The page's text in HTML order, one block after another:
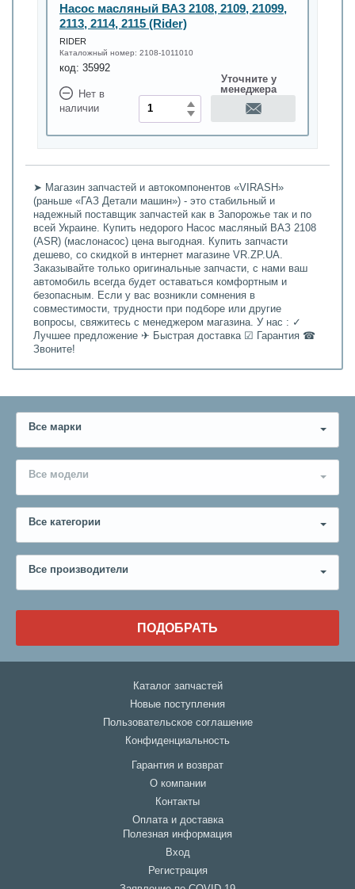
Насос масляный ВАЗ 2108, 2109, 21099,
2113, 2114, 2115 (Rider)
RIDER
Каталожный номер: 2108-1011010
код: 35992
Нет в
наличии
Уточните у
менеджера
➤ Магазин запчастей и автокомпонентов «VIRASH»
(раньше «ГАЗ Детали машин») - это стабильный и
надежный поставщик запчастей как в Запорожье так и по
всей Украине. Купить недорого Насос масляный ВАЗ 2108
(ASR) (маслонасос) цена выгодная. Купить запчасти
дешево, со скидкой в интернет магазине VR.ZP.UA.
Заказывайте только оригинальные запчасти, с нами ваш
автомобиль всегда будет оставаться комфортным и
безопасным. Если у вас возникли сомнения в
совместимости, трудности при подборе или другие
вопросы, свяжитесь с менеджером магазина. У нас : ✓
Лучшее предложение ✈ Быстрая доставка ☑ Гарантия ☎
Звоните!
Все марки
Все модели
Все категории
Все производители
ПОДОБРАТЬ
Каталог запчастей
Новые поступления
Пользовательское соглашение
Конфиденциальность
Гарантия и возврат
О компании
Контакты
Оплата и доставка
Полезная информация
Вход
Регистрация